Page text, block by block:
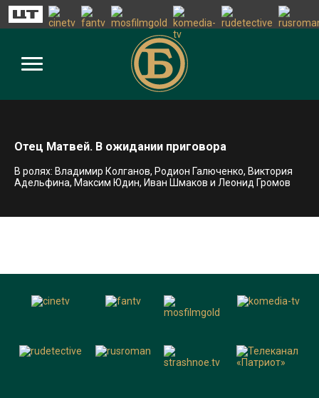
Отец Матвей. В ожидании приговора
В ролях: Владимир Колганов, Родион Галюченко, Виктория
Адельфина, Максим Юдин, Иван Шмаков и Леонид Громов